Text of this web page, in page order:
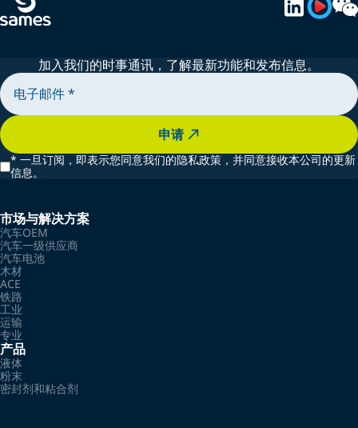
加入我们的时事通讯，了解最新功能和发布信息。
申请
* 一旦订阅，即表示您同意我们的隐私政策，并同意接收本公司的更新
信息。
市场与解决方案
汽车OEM
汽车一级供应商
汽车电池
木材
ACE
铁路
工业
运输
专业
产品
液体
粉末
密封剂和粘合剂